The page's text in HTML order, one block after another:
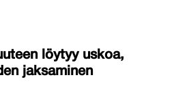
löytyy uskoa,
jaksaminen